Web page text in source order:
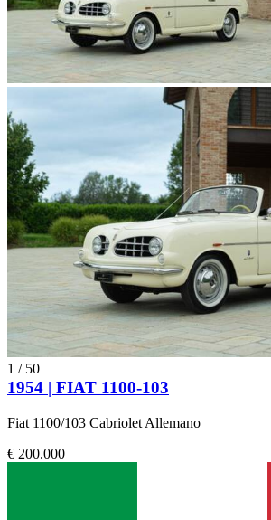
1 / 50
1954 | FIAT 1100-103
Fiat 1100/103 Cabriolet Allemano
€ 200.000